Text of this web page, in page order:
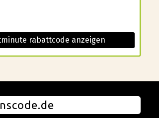
rabattcode anzeigen